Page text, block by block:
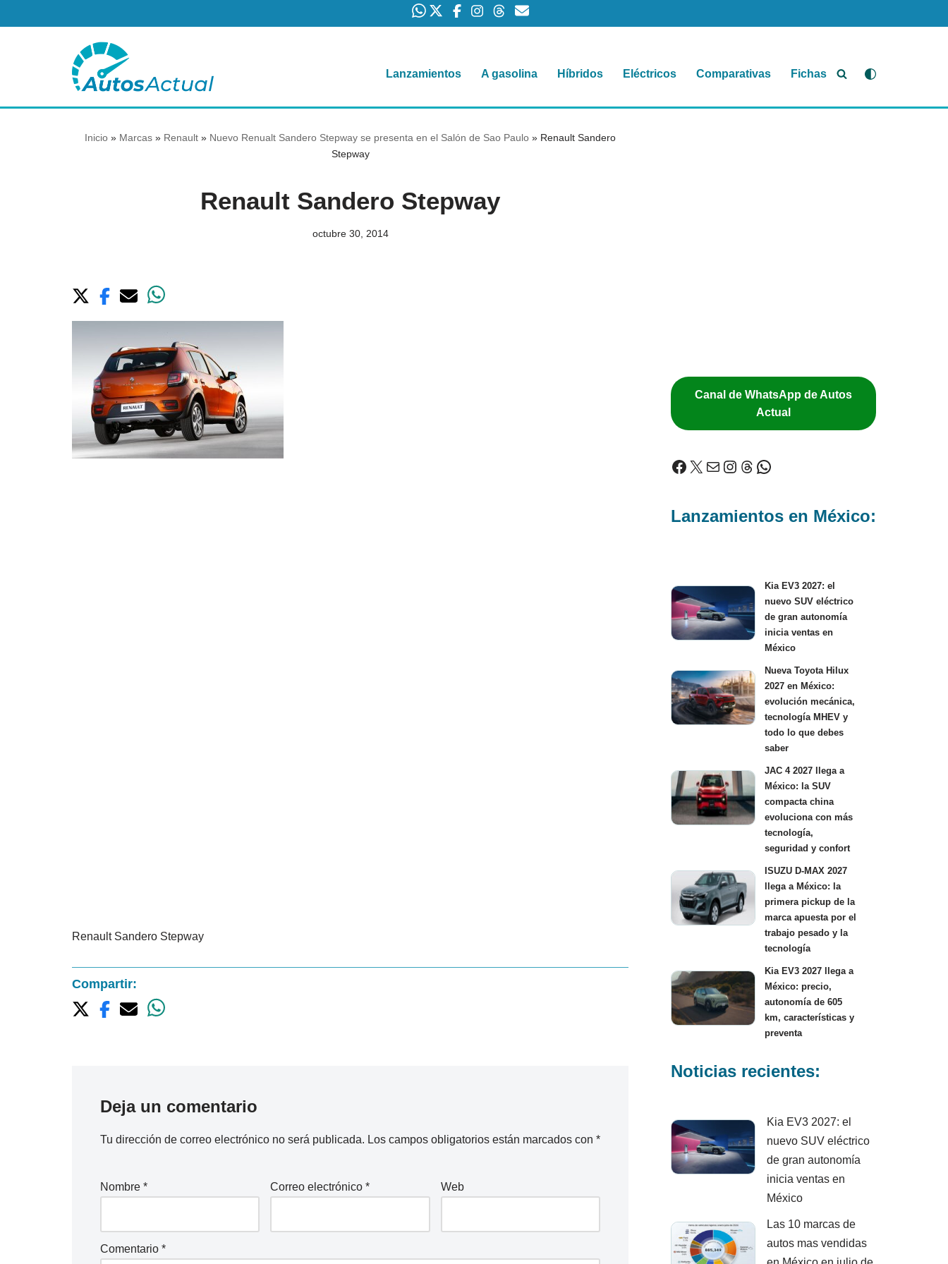
contenido
Lanzamientos A gasolina Híbridos Eléctricos Comparativas Fichas
Inicio » Marcas » Renault » Nuevo Renualt Sandero Stepway se presenta en el Salón de Sao Paulo » Renault Sandero
Stepway
Renault Sandero Stepway
octubre 30, 2014
Renault Sandero Stepway
Compartir:
Deja un comentario
Tu dirección de correo electrónico no será publicada. Los campos obligatorios están marcados con *
Nombre * Correo electrónico* Web
Comentario *
Canal de WhatsApp de Autos
Actual
Lanzamientos en México:
Kia EV3 2027: el
nuevo SUV eléctrico
de gran autonomía
inicia ventas en
México
Nueva Toyota Hilux
2027 en México:
evolución mecánica,
tecnología MHEV y
todo lo que debes
saber
JAC 4 2027 llega a
México: la SUV
compacta china
evoluciona con más
tecnología,
seguridad y confort
ISUZU D-MAX 2027
llega a México: la
primera pickup de la
marca apuesta por el
trabajo pesado y la
tecnología
Kia EV3 2027 llega a
México: precio,
autonomía de 605
km, características y
preventa
Noticias recientes:
Kia EV3 2027: el
nuevo SUV eléctrico
de gran autonomía
inicia ventas en
México
Las 10 marcas de
autos mas vendidas